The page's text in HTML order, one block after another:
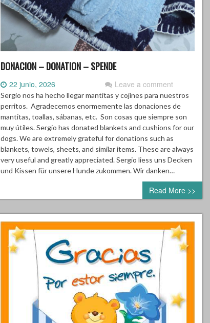
DONACION – DONATION – SPENDE
22 junio, 2026 Leave a comment
Sergio nos ha hecho llegar mantitas y cojines para nuestros
perritos. Agradecemos enormemente las donaciones de
mantitas, toallas, sábanas, etc. Son cosas que siempre son
muy útiles. Sergio has donated blankets and cushions for our
dogs. We are extremely grateful for donations such as
blankets, towels, sheets, and similar items. These are always
very useful and greatly appreciated. Sergio liess uns Decken
und Kissen für unsere Hunde zukommen. Wir danken…
Read More >>